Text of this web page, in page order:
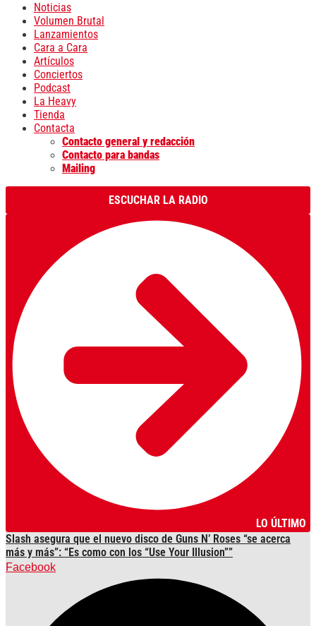
Noticias
Volumen Brutal
Lanzamientos
Cara a Cara
Artículos
Conciertos
Podcast
La Heavy
Tienda
Contacta
Contacto general y redacción
Contacto para bandas
Mailing
ESCUCHAR LA RADIO
LO ÚLTIMO
Slash asegura que el nuevo disco de Guns N’ Roses “se acerca
más y más”: “Es como con los “Use Your Illusion””
Facebook